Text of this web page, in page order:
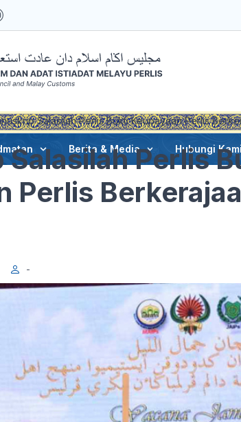
Berita & Media Hubungi Kami
Salasilah Perlis Bukti Keupayaan Perlis
Perlis
Perlis
-